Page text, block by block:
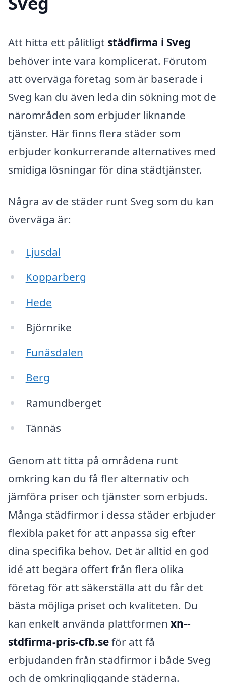
Att hitta ett pålitligt städfirma i Sveg
behöver inte vara komplicerat. Förutom
att överväga företag som är baserade i
Sveg kan du även leda din sökning mot de
närområden som erbjuder liknande
tjänster. Här finns flera städer som
erbjuder konkurrerande alternatives med
smidiga lösningar för dina städtjänster.
Några av de städer runt Sveg som du kan
överväga är:
Ljusdal
Kopparberg
Hede
Björnrike
Funäsdalen
Berg
Ramundberget
Tännäs
Genom att titta på områdena runt
omkring kan du få fler alternativ och
jämföra priser och tjänster som erbjuds.
Många städfirmor i dessa städer erbjuder
flexibla paket för att anpassa sig efter
dina specifika behov. Det är alltid en god
idé att begära offert från flera olika
företag för att säkerställa att du får det
bästa möjliga priset och kvaliteten. Du
kan enkelt använda plattformen xn--
stdfirma-pris-cfb.seför att få
erbjudanden från städfirmor i både Sveg
och de omkringliggande städerna.